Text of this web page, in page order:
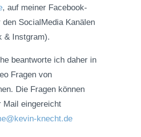
, auf meiner Facebook-
den SocialMedia Kanälen
& Instgram).
beantworte ich daher in
Fragen von
Die Fragen können
Mail eingereicht
knecht.de